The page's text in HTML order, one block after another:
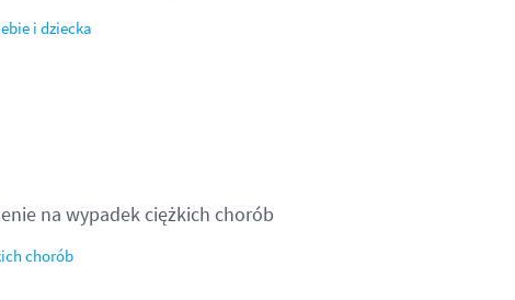
i dziecka
na wypadek ciężkich chorób
chorób